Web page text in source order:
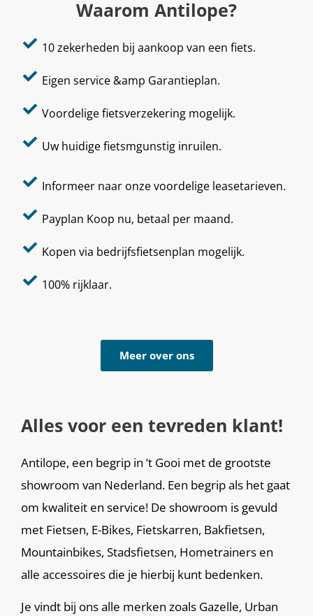
Waarom Antilope?
10 zekerheden bij aankoop van een fiets.
Eigen service &amp Garantieplan.
Voordelige fietsverzekering mogelijk.
Uw huidige fietsmgunstig inruilen.
Informeer naar onze voordelige leasetarieven.
Payplan Koop nu, betaal per maand.
Kopen via bedrijfsfietsenplan mogelijk.
100% rijklaar.
Meer over ons
Alles voor een tevreden klant!
Antilope, een begrip in ’t Gooi met de grootste
showroom van Nederland. Een begrip als het gaat
om kwaliteit en service! De showroom is gevuld
met Fietsen, E-Bikes, Fietskarren, Bakfietsen,
Mountainbikes, Stadsfietsen, Hometrainers en
alle accessoires die je hierbij kunt bedenken.
Je vindt bij ons alle merken zoals Gazelle, Urban